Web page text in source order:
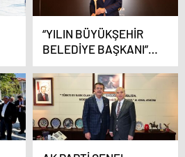
“YILIN BÜYÜKŞEHİR
BELEDİYE BAŞKANI”
ÖDÜLÜ BAŞKAN
ZOLAN’A